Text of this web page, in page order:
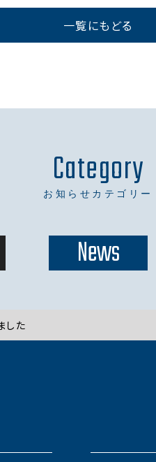
一覧にもどる
Category
お知らせカテゴリー
News
した